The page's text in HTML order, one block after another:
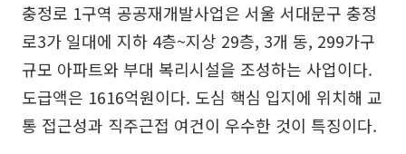
충정로 1구역 공공재개발사업은 서울 서대문구 충정
로3가 일대에 지하 4층~지상 29층, 3개 동, 299가구
규모 아파트와 부대 복리시설을 조성하는 사업이다.
도급액은 1616억원이다. 도심 핵심 입지에 위치해 교
통 접근성과 직주근접 여건이 우수한 것이 특징이다.